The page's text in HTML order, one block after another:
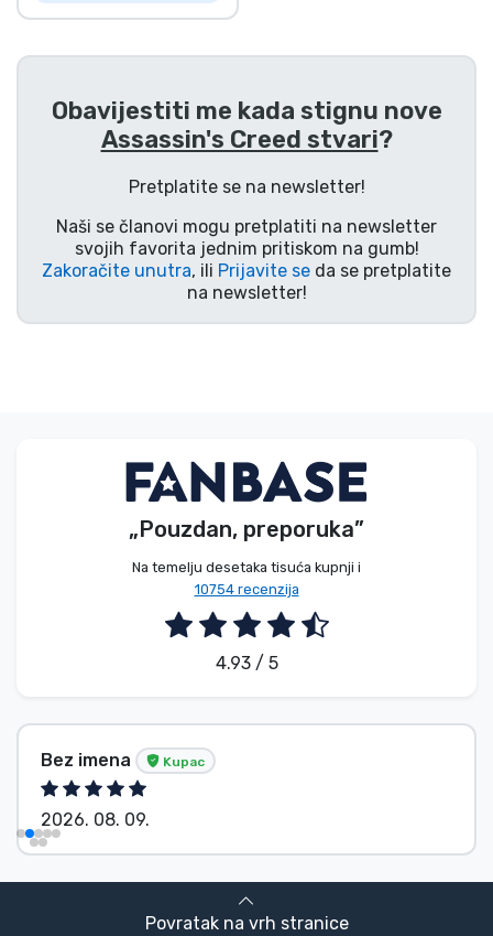
Obavijestiti me kada stignu nove
Assassin's Creed stvari?
Pretplatite se na newsletter!
Naši se članovi mogu pretplatiti na newsletter
svojih favorita jednim pritiskom na gumb!
Zakoračite unutra, ili Prijavite se da se pretplatite
na newsletter!
„Pouzdan, preporuka”
Na temelju desetaka tisuća kupnji i
10754 recenzija
4.93 / 5
Bez imena Kupac
2026. 08. 09.
Povratak na vrh stranice
Sportski proizvodi
Marke